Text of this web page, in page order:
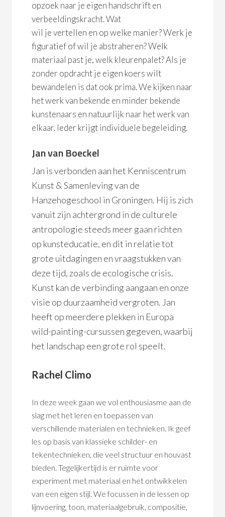
opzoek naar je eigen handschrift en
verbeeldingskracht. Wat
wil je vertellen en op welke manier? Werk je
figuratief of wil je abstraheren? Welk
materiaal past je, welk kleurenpalet? Als je
zonder opdracht je eigen koers wilt
bewandelen is dat ook prima. We kijken naar
het werk van bekende en minder bekende
kunstenaars en natuurlijk naar het werk van
elkaar. Ieder krijgt individuele begeleiding.
Jan van Boeckel
Jan is verbonden aan het Kenniscentrum
Kunst & Samenleving van de
Hanzehogeschool in Groningen. Hij is zich
vanuit zijn achtergrond in de culturele
antropologie steeds meer gaan richten
op kunsteducatie, en dit in relatie tot
grote uitdagingen en vraagstukken van
deze tijd, zoals de ecologische crisis.
Kunst kan de verbinding aangaan en onze
visie op duurzaamheid vergroten. Jan
heeft op meerdere plekken in Europa
wild-painting-cursussen gegeven, waarbij
het landschap een grote rol speelt.
Rachel Climo
In deze week gaan we vol enthousiasme aan de
slag met het leren en toepassen van
verschillende materialen en technieken. Ik geef
les op basis van klassieke schilder- en
tekentechnieken, die veel structuur en houvast
bieden. Tegelijkertijd is er ruimte voor
experiment met materiaal en het ontwikkelen
van een eigen stijl. We focussen in de lessen op
lijnvoering, toon, materiaalgebruik, compositie,